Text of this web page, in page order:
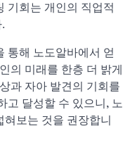
기회는 개인의 직업적
통해 노도알바에서 얻
의 미래를 한층 더 밝게
과 자아 발견의 기회를
고 달성할 수 있으니, 노
보는 것을 권장합니